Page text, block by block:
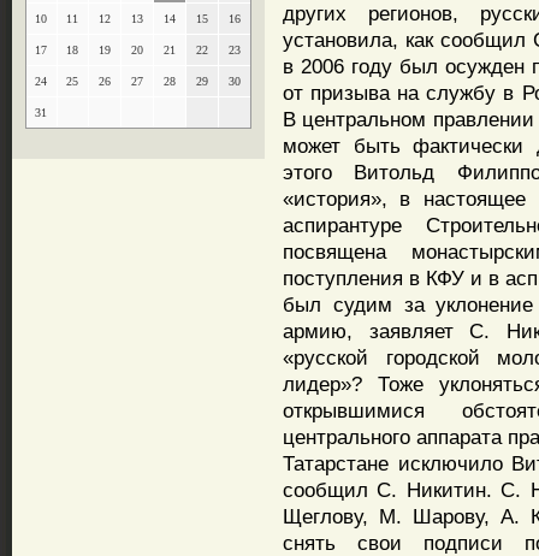
10 11 12 13 14 15 16
17 18 19 20 21 22 23
24 25 26 27 28 29 30
31
других регионов,
установила, как
в 2006 году был осужден
от призыва на службу в
В центральном
может быть фактически
этого Витольд
«история», в
аспирантуре
посвящена
поступления в КФУ и в
был судим за
армию, заявляет С.
«русской городской
лидер»? Тоже
открывшимися
центрального аппарата
Татарстане исключило
сообщил С. Никитин. С.
Щеглову, М. Шарову, А.
снять свои подписи